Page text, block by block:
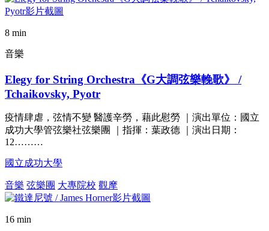
8 min
音樂
Elegy for String Orchestra《G大調弦樂輓歌》 /
Tchaikovsky, Pyotr
疫情肆虐，弦情不變 醫護辛勞，藉此慰勞 ｜演出單位：國立
成功大學管弦樂社弦樂團 ｜指揮：葉政德 ｜演出日期：
12………
國立成功大學
音樂 弦樂團 大專院校 觀摩
16 min